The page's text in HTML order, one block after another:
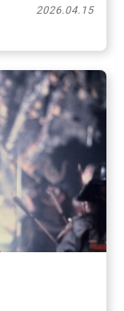
2026.04.15